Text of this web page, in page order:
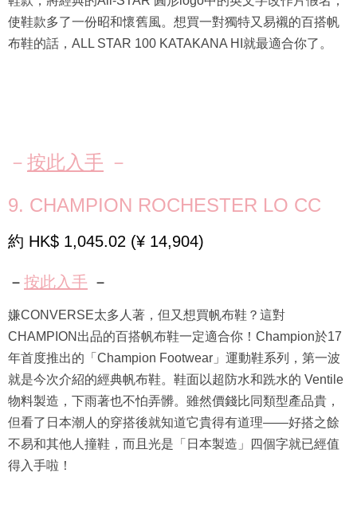
使鞋款多了一份昭和懷舊風。想買一對獨特又易襯的百搭帆
布鞋的話，ALL STAR 100 KATAKANA HI就最適合你了。
－ 按此入手 －
9. CHAMPION ROCHESTER LO CC
約 HK$ 1,045.02 (¥ 14,904)
－ 按此入手 －
嫌CONVERSE太多人著，但又想買帆布鞋？這對
CHAMPION出品的百搭帆布鞋一定適合你！Champion於17
年首度推出的「Champion Footwear」運動鞋系列，第一波
就是今次介紹的經典帆布鞋。鞋面以超防水和跣水的 Ventile
物料製造，下雨著也不怕弄髒。雖然價錢比同類型產品貴，
但看了日本潮人的穿搭後就知道它貴得有道理——好搭之餘
不易和其他人撞鞋，而且光是「日本製造」四個字就已經值
得入手啦！